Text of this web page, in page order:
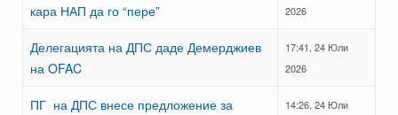
кара НАП да го “пере”
2026
Делегацията на ДПС даде Демерджиев
на OFAC
17:41, 24 Юли
2026
ПГ на ДПС внесе предложение за
14:26, 24 Юли